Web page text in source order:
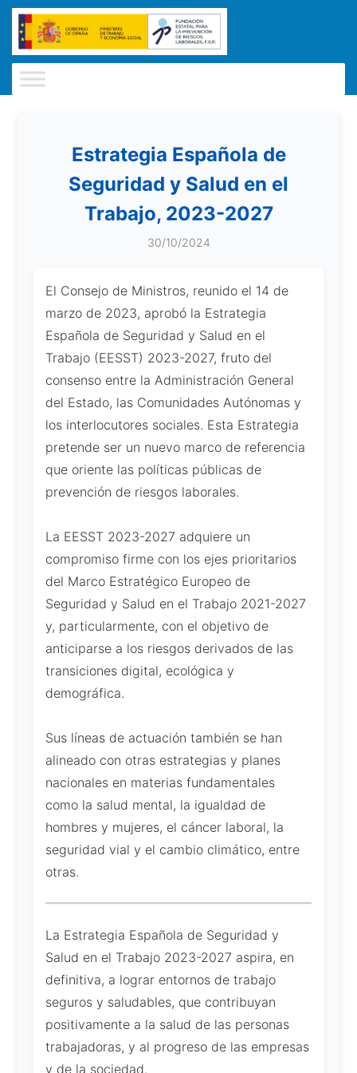
Estrategia Española de
Seguridad y Salud en el
Trabajo, 2023-2027
30/10/2024
El Consejo de Ministros, reunido el 14 de
marzo de 2023, aprobó la Estrategia
Española de Seguridad y Salud en el
Trabajo (EESST) 2023-2027, fruto del
consenso entre la Administración General
del Estado, las Comunidades Autónomas y
los interlocutores sociales. Esta Estrategia
pretende ser un nuevo marco de referencia
que oriente las políticas públicas de
prevención de riesgos laborales.
La EESST 2023-2027 adquiere un
compromiso firme con los ejes prioritarios
del Marco Estratégico Europeo de
Seguridad y Salud en el Trabajo 2021-2027
y, particularmente, con el objetivo de
anticiparse a los riesgos derivados de las
transiciones digital, ecológica y
demográfica.
Sus líneas de actuación también se han
alineado con otras estrategias y planes
nacionales en materias fundamentales
como la salud mental, la igualdad de
hombres y mujeres, el cáncer laboral, la
seguridad vial y el cambio climático, entre
otras.
La Estrategia Española de Seguridad y
Salud en el Trabajo 2023-2027 aspira, en
definitiva, a lograr entornos de trabajo
seguros y saludables, que contribuyan
positivamente a la salud de las personas
trabajadoras, y al progreso de las empresas
y de la sociedad.